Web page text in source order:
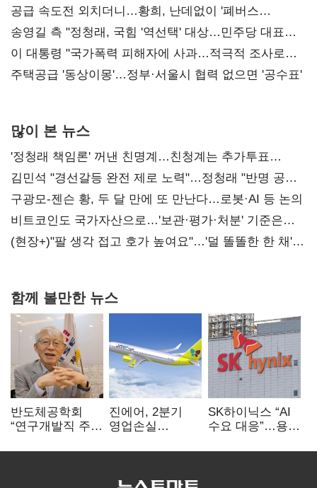
사과부터"
공급 속도전 외치더니…황희, 난데없이 '폐버스
리모델링' 제안
송영길 측 "정청래, 국힘 '역선택' 대상…민주당 대표로
총선 지휘 못해"
이 대통령 "국가폭력 피해자에 사과…적극적 조사로
진실 밝혀야"
주택공급 '동상이몽'…정부·서울시 협력 없으면 '공수표'
많이 본 뉴스
'정청래 책임론' 꺼낸 친명계…친청계는 추가투표
때리기
김민석 "경선갈등 완전 제로 노력"…정청래 "반명 공세
사과부터"
구광모-젠슨 황, 두 달 만에 또 만난다…로봇·AI 등 논의
비트코인도 국가자산으로…'보관·평가·처분' 기준은
숙제
(현장+)"팔 생각 접고 호가 높여요"…'덜 똘똘한 한 채'
함께 볼만한 뉴스
반도체공학회
“연구개발직 주
개선해야”
진에어, 2분기
영업손실
상승 여파
SK하이닉스 “AI
수요 대응”…용인
투자